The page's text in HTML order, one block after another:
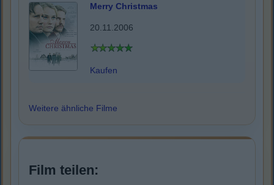
Merry Christmas
20.11.2006
Kaufen
Weitere ähnliche Filme
Film teilen: